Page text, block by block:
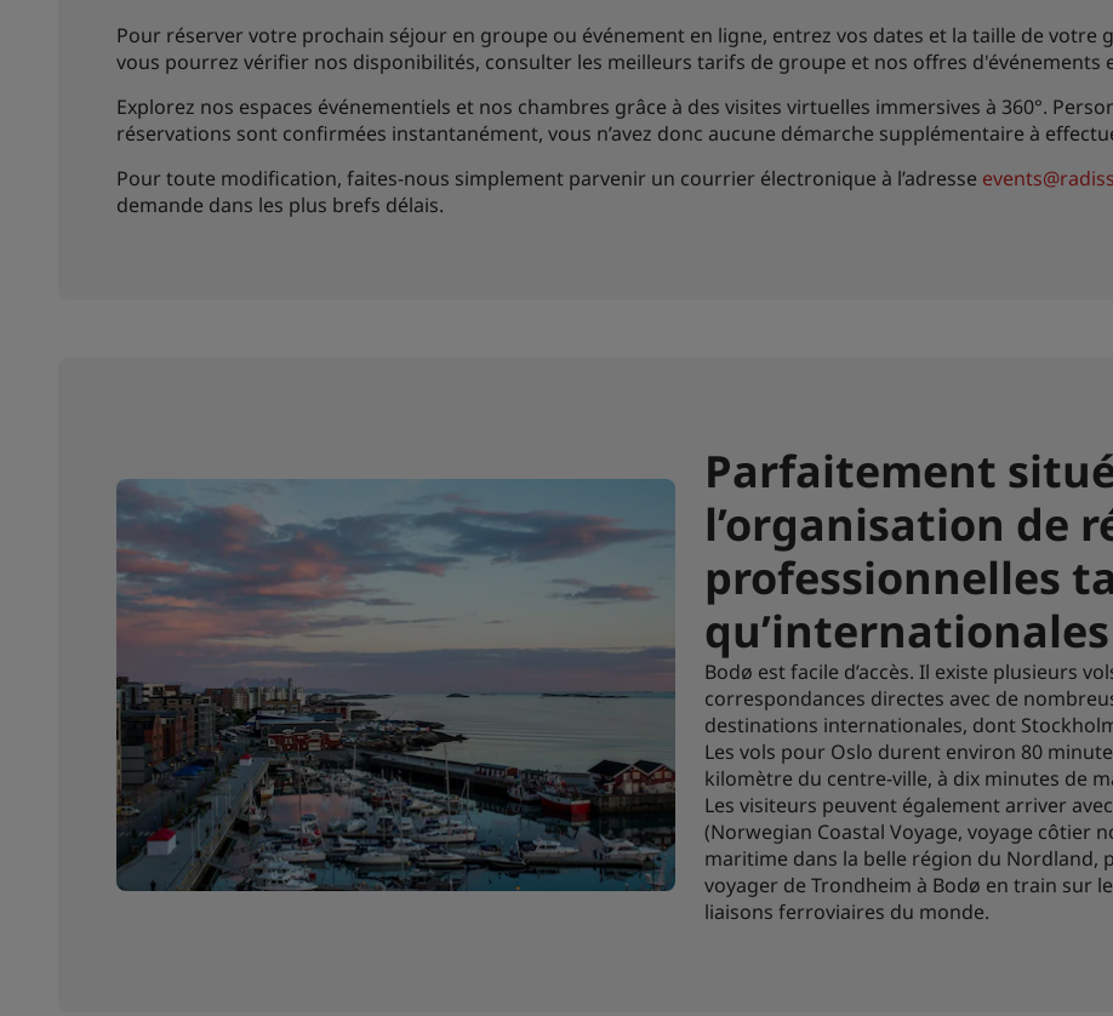
Pour réserver votre prochain séjour en groupe ou événement en ligne, entrez vos dates et la taille de votre
vous pourrez vérifier nos disponibilités, consulter les meilleurs tarifs de groupe et nos offres d'événements
Explorez nos espaces événementiels et nos chambres grâce à des visites virtuelles immersives à 360°.
réservations sont confirmées instantanément, vous n’avez donc aucune démarche supplémentaire à
Pour toute modification, faites-nous simplement parvenir un courrier électronique à l’adresse
demande dans les plus brefs délais.
Parfaitement
l’organisation de
professionnelles
qu’internationales
Bodø est facile d’accès. Il existe plusieurs
correspondances directes avec de
destinations internationales, dont
Les vols pour Oslo durent environ 80
kilomètre du centre-ville, à dix minutes de
Les visiteurs peuvent également arriver
(Norwegian Coastal Voyage, voyage côtier
maritime dans la belle région du Nordland,
voyager de Trondheim à Bodø en train sur
liaisons ferroviaires du monde.